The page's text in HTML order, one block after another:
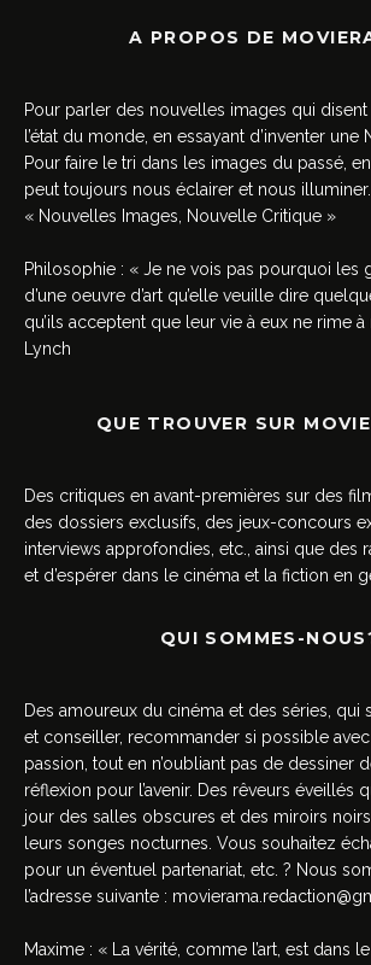
A PROPOS DE
Pour parler des nouvelles images qui
l’état du monde, en essayant d’inventer une
Pour faire le tri dans les images du passé,
peut toujours nous éclairer et nous
« Nouvelles Images, Nouvelle Critique »
Philosophie : « Je ne vois pas pourquoi les
d’une oeuvre d’art qu’elle veuille dire
qu’ils acceptent que leur vie à eux ne rime
Lynch
QUE TROUVER SUR
Des critiques en avant-premières sur des
des dossiers exclusifs, des jeux-concours
interviews approfondies, etc., ainsi que des
et d’espérer dans le cinéma et la fiction en
QUI SOMMES-
Des amoureux du cinéma et des séries, qui
et conseiller, recommander si possible
passion, tout en n’oubliant pas de dessiner
réflexion pour l’avenir. Des rêveurs éveillés
jour des salles obscures et des miroirs
leurs songes nocturnes. Vous souhaitez
pour un éventuel partenariat, etc. ? Nous
l’adresse suivante :
Maxime : « La vérité, comme l’art, est dans